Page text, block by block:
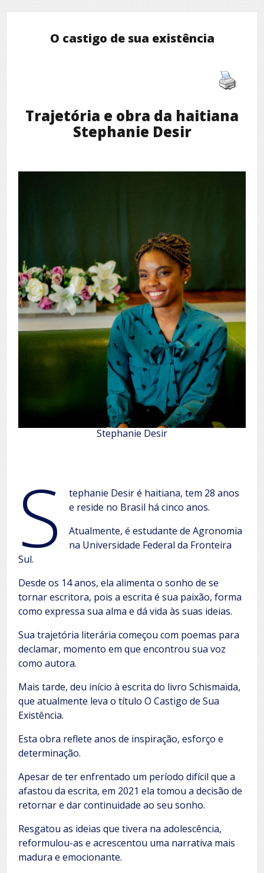
O castigo de sua existência
Trajetória e obra da haitiana
Stephanie Desir
Stephanie Desir
S
tephanie Desir é haitiana, tem 28 anos
e reside no Brasil há cinco anos.
Atualmente, é estudante de Agronomia
na Universidade Federal da Fronteira
Sul.
Desde os 14 anos, ela alimenta o sonho de se
tornar escritora, pois a escrita é sua paixão, forma
como expressa sua alma e dá vida às suas ideias.
Sua trajetória literária começou com poemas para
declamar, momento em que encontrou sua voz
como autora.
Mais tarde, deu início à escrita do livro Schismaïda,
que atualmente leva o título O Castigo de Sua
Existência.
Esta obra reflete anos de inspiração, esforço e
determinação.
Apesar de ter enfrentado um período difícil que a
afastou da escrita, em 2021 ela tomou a decisão de
retornar e dar continuidade ao seu sonho.
Resgatou as ideias que tivera na adolescência,
reformulou-as e acrescentou uma narrativa mais
madura e emocionante.